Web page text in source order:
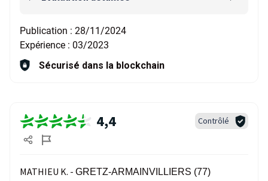
Publication : 28/11/2024
Expérience : 03/2023
Sécurisé dans la blockchain
4,4 Contrôlé
MATHIEU K. - GRETZ-ARMAINVILLIERS (77)